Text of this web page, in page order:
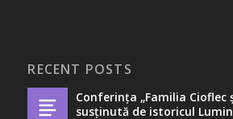
RECENT POSTS
Conferința „Familia Cioflec
susținută de istoricul